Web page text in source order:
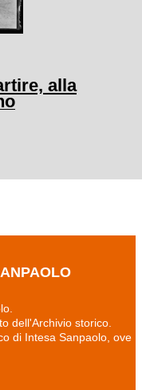
alla
dell'Archivio storico.
di Intesa Sanpaolo, ove